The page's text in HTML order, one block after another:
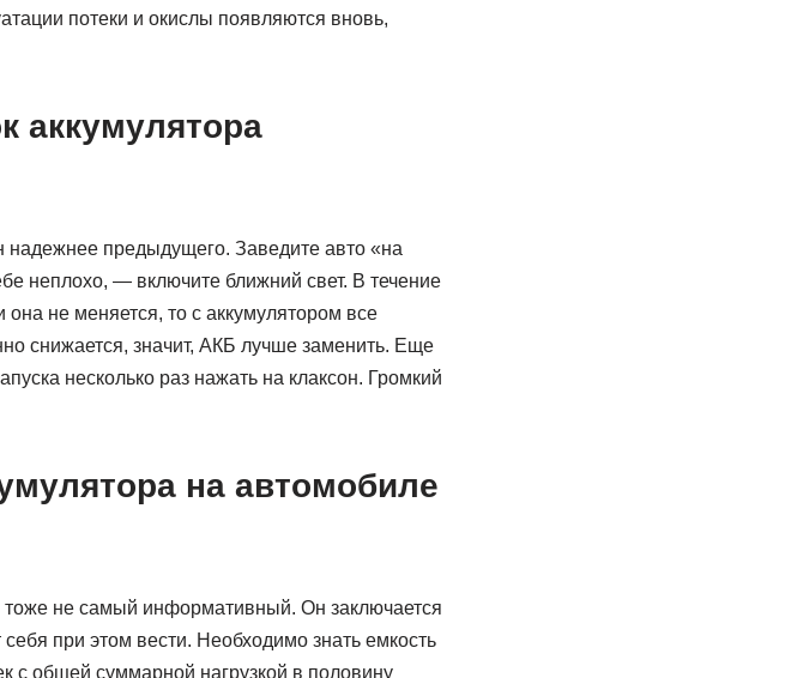
потеки и окислы появляются вновь,
аккумулятора
надежнее предыдущего. Заведите авто «на
неплохо, — включите ближний свет. В течение
не меняется, то с аккумулятором все
снижается, значит, АКБ лучше заменить. Еще
несколько раз нажать на клаксон. Громкий
на автомобиле
не самый информативный. Он заключается
при этом вести. Необходимо знать емкость
с общей суммарной нагрузкой в половину